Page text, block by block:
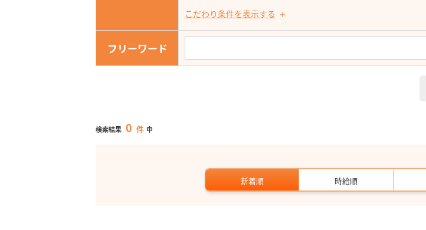
こだわり条件を表示する
フリーワード
検索結果 0 件 中
新着順 時給順